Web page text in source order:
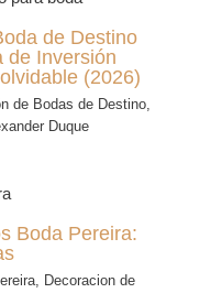
de Destino
de Inversión
(2026)
de Bodas de Destino,
Duque
Boda Pereira:
, Decoracion de